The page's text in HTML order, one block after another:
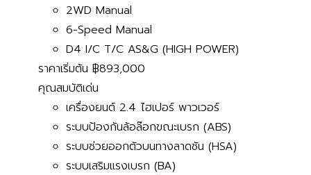
2WD Manual
6-Speed Manual
D4 I/C T/C AS&G (HIGH POWER)
ราคาเริ่มต้น ฿893,000
คุณสมบัติเด่น
เครื่องยนต์ 2.4 ไฮเปอร์ พาวเวอร์
ระบบป้องกันล้อล๊อกขณะเบรก (ABS)
ระบบช่วยออกตัวบนทางลาดชัน (HSA)
ระบบเสริมแรงเบรก (BA)